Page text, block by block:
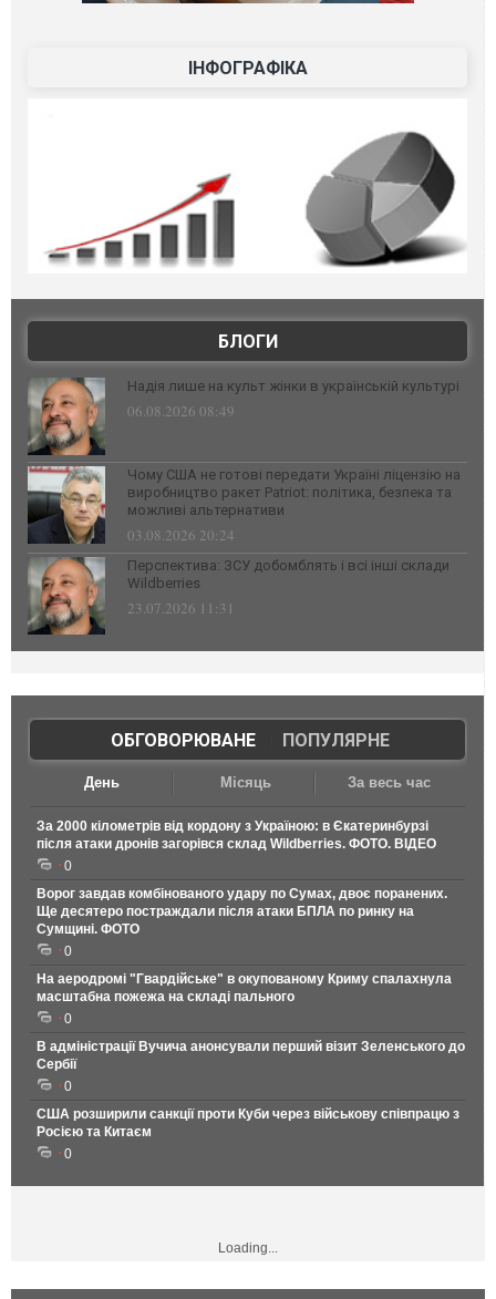
ІНФОГРАФІКА
БЛОГИ
Надія лише на культ жінки в українській культурі
06.08.2026 08:49
Чому США не готові передати Україні ліцензію на
виробництво ракет Patriot: політика, безпека та
можливі альтернативи
03.08.2026 20:24
Перспектива: ЗСУ добомблять і всі інші склади
Wildberries
23.07.2026 11:31
ОБГОВОРЮВАНЕ| ПОПУЛЯРНЕ
День Місяць За весь час
За 2000 кілометрів від кордону з Україною: в Єкатеринбурзі
після атаки дронів загорівся склад Wildberries. ФОТО. ВІДЕО
0
Ворог завдав комбінованого удару по Сумах, двоє поранених.
Ще десятеро постраждали після атаки БПЛА по ринку на
Сумщині. ФОТО
0
На аеродромі "Гвардійське" в окупованому Криму спалахнула
масштабна пожежа на складі пального
0
В адміністрації Вучича анонсували перший візит Зеленського до
Сербії
0
США розширили санкції проти Куби через військову співпрацю з
Росією та Китаєм
0
Loading...